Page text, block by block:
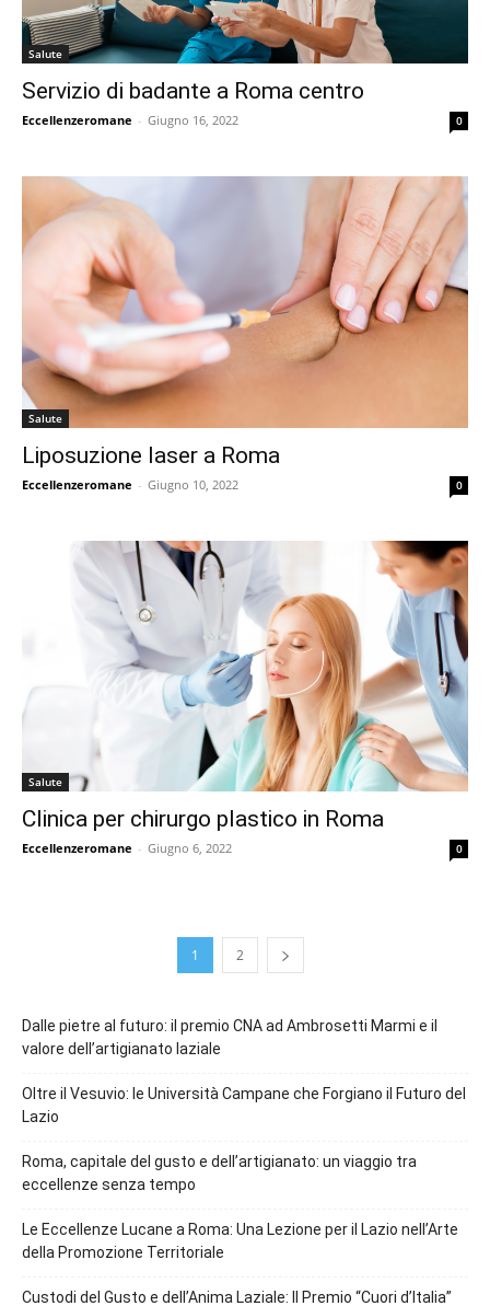
Salute
Servizio di badante a Roma centro
Eccellenzeromane - Giugno 16, 2022 0
Salute
Liposuzione laser a Roma
Eccellenzeromane - Giugno 10, 2022 0
Salute
Clinica per chirurgo plastico in Roma
Eccellenzeromane - Giugno 6, 2022 0
1 2
Dalle pietre al futuro: il premio CNA ad Ambrosetti Marmi e il
valore dell’artigianato laziale
Oltre il Vesuvio: le Università Campane che Forgiano il Futuro del
Lazio
Roma, capitale del gusto e dell’artigianato: un viaggio tra
eccellenze senza tempo
Le Eccellenze Lucane a Roma: Una Lezione per il Lazio nell’Arte
della Promozione Territoriale
Custodi del Gusto e dell’Anima Laziale: Il Premio “Cuori d’Italia”